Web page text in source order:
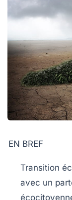
EN BREF
Transition
avec un